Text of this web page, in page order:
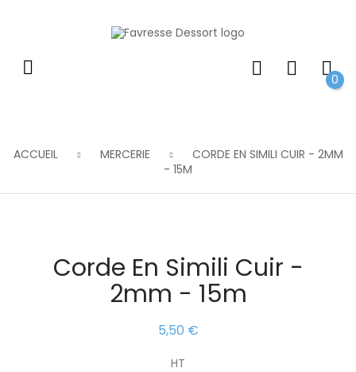
0
ACCUEIL MERCERIE
CORDE EN SIMILI CUIR - 2MM
- 15M
Corde En Simili Cuir -
2mm - 15m
5,50 €
HT